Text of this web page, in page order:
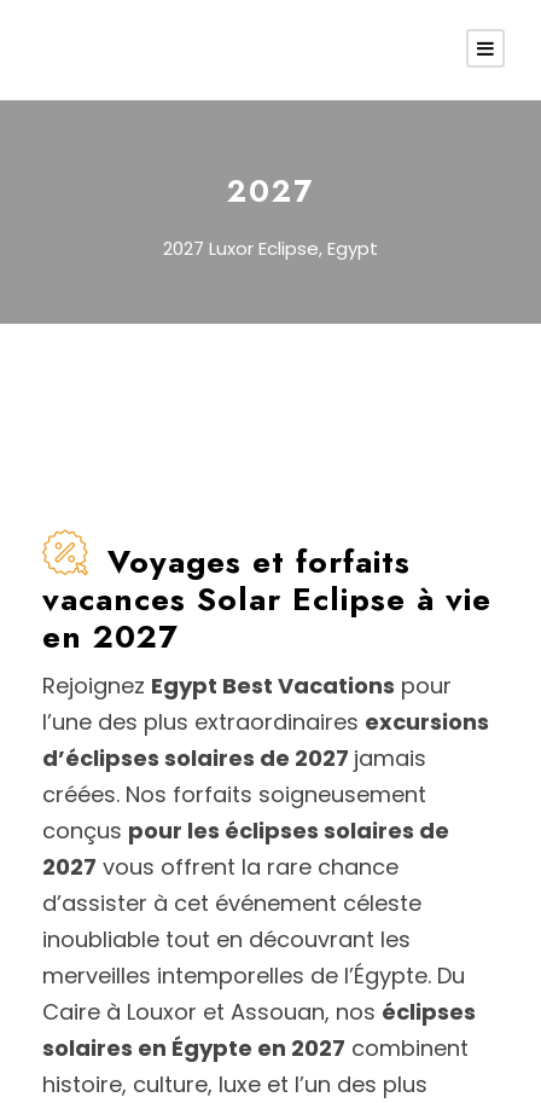
2027
2027 Luxor Eclipse, Egypt
Voyages et forfaits
vacances Solar Eclipse à vie
en 2027
Rejoignez Egypt Best Vacations pour
l’une des plus extraordinaires excursions
d’éclipses solaires de 2027 jamais
créées. Nos forfaits soigneusement
conçus pour les éclipses solaires de
2027 vous offrent la rare chance
d’assister à cet événement céleste
inoubliable tout en découvrant les
merveilles intemporelles de l’Égypte. Du
Caire à Louxor et Assouan, nos éclipses
solaires en Égypte en 2027 combinent
histoire, culture, luxe et l’un des plus